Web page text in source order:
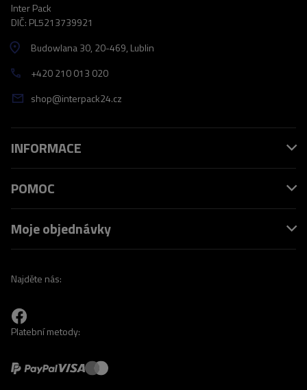
Inter Pack
DIČ: PL5213739921
Budowlana 30, 20-469, Lublin
+420 210 013 020
shop@interpack24.cz
INFORMACE
POMOC
Moje objednávky
Najděte nás:
Platební metody: